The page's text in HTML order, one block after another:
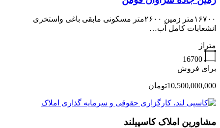
۱۶۷۰۰متر زمین ۲۶۰۰متر مسکونی مابقی باغی واستخری
انشعابات کامل آب…
متراژ
16700
برای فروش
10,500,000,000تومان
مشاورین املاک کاسپیلند